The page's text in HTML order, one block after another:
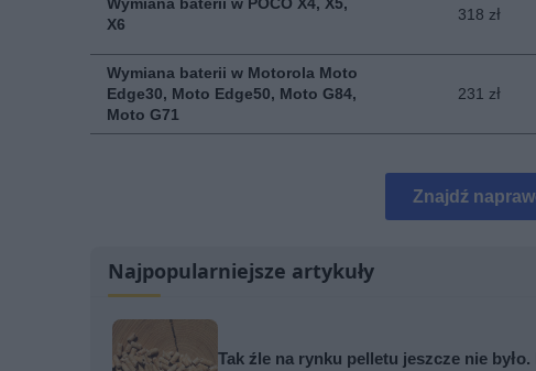
Wymiana baterii w POCO X4, X5,
X6
318 zł
Wymiana baterii w Motorola Moto
Edge30, Moto Edge50, Moto G84,
Moto G71
231 zł
Znajdź
Najpopularniejsze artykuły
Tak źle na rynku pelletu jeszcze nie